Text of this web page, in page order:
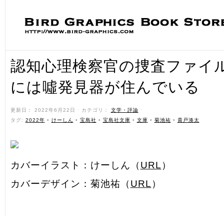
認知心理検察官の捜査ファイ
には噓発見器が住んでいる
更新日： 2022年6月22日 ˑ カテゴリ： 文学・評論 ˑ
タグ: 2022年 • けーしん • 宝島社 • 宝島社文庫 • 文庫 • 菊池祐 • 貴戸湊太
カバーイラスト：けーしん（ URL ）
カバーデザイン：菊池祐（ URL ）